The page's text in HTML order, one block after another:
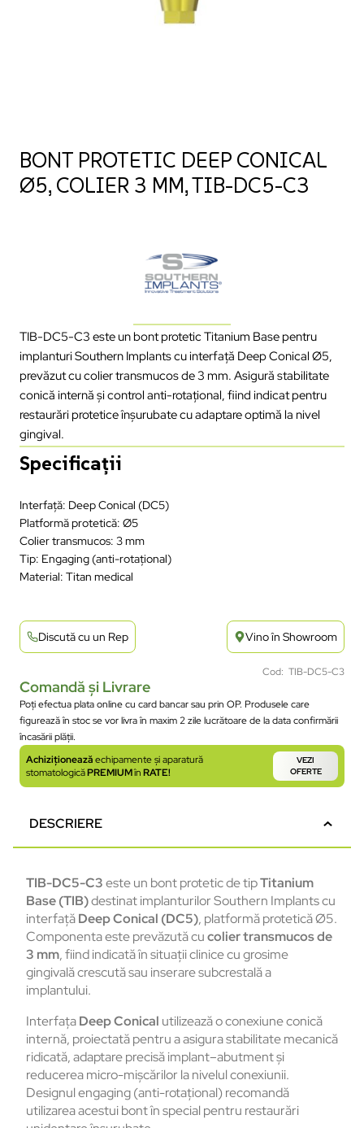
BONT PROTETIC DEEP CONICAL
Ø5, COLIER 3 MM, TIB-DC5-C3
TIB-DC5-C3 este un bont protetic Titanium Base pentru
implanturi Southern Implants cu interfață Deep Conical Ø5,
prevăzut cu colier transmucos de 3 mm. Asigură stabilitate
conică internă și control anti-rotațional, fiind indicat pentru
restaurări protetice înșurubate cu adaptare optimă la nivel
gingival.
Specificații
Interfață: Deep Conical (DC5)
Platformă protetică: Ø5
Colier transmucos: 3 mm
Tip: Engaging (anti-rotațional)
Material: Titan medical
Discută cu un Rep Vino în Showroom
Cod: TIB-DC5-C3
Comandă și Livrare
Poți efectua plata online cu card bancar sau prin OP. Produsele care
figurează în stoc se vor livra în maxim 2 zile lucrătoare de la data confirmării
încasării plății.
Achiziționeazăechipamente și aparatură
stomatologicăPREMIUMînRATE!
VEZI
OFERTE
DESCRIERE
TIB-DC5-C3este un bont protetic de tipTitanium
Base (TIB)destinat implanturilor Southern Implants cu
interfațăDeep Conical (DC5), platformă protetică Ø5.
Componenta este prevăzută cucolier transmucos de
3 mm, fiind indicată în situații clinice cu grosime
gingivală crescută sau inserare subcrestală a
implantului.
InterfațaDeep Conical utilizează o conexiune conică
internă, proiectată pentru a asigura stabilitate mecanică
ridicată, adaptare precisă implant–abutment și
reducerea micro-mișcărilor la nivelul conexiunii.
Designul engaging (anti-rotațional) recomandă
utilizarea acestui bont în special pentru restaurări